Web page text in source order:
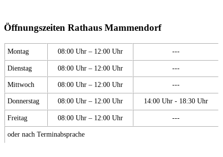
Öffnungszeiten Rathaus Mammendorf
Montag 08:00 Uhr – 12:00 Uhr ---
Dienstag 08:00 Uhr – 12:00 Uhr ---
Mittwoch 08:00 Uhr – 12:00 Uhr ---
Donnerstag 08:00 Uhr – 12:00 Uhr 14:00 Uhr - 18:30 Uhr
Freitag 08:00 Uhr – 12:00 Uhr ---
oder nach Terminabsprache